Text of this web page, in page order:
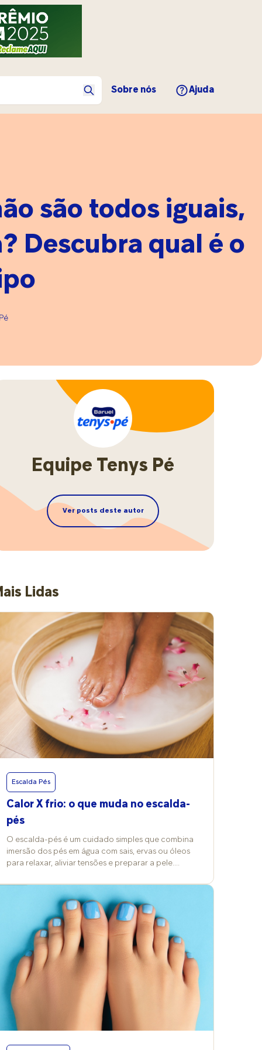
Sobre nós Ajuda
são todos iguais,
Descubra qual é o
Equipe Tenys Pé
Ver posts deste autor
Lidas
Escalda Pés
Calor X frio: o que muda no escalda-
pés
O escalda-pés é um cuidado simples que combina
imersão dos pés em água com sais, ervas ou óleos
para relaxar, aliviar tensões e preparar a pele.
temperatura da água e a escolha dos produtos
costumam ser alterados também e isso reflete nos
efeitos e nos cuidados desse ritual. Vitória Contini,
professora de Cosmetologia Clínica na FMU, explica
que a prática pode ser feita com água quente,
morna ou fria, conforme o objetivo da pessoa, e
costuma trazer benefícios para a pele e a
circulação. “No frio, a água aquecida promove
conforto térmico e vasodilatação; no calor,
temperaturas mais baixas refrescam e ajudam a
reduzir inchaço”, compara. Já a podóloga Grace
Kelly Barreto reforça o valor terapêutico além da
estética. “É um cuidado que alivia dores e tensões,